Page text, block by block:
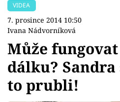
SHOPAHOLICADEL
Témata
Showbyznys
VIDEA
7. prosince 2014 10:50
Ivana Nádvorníková
Může
dálku?
to prubli!